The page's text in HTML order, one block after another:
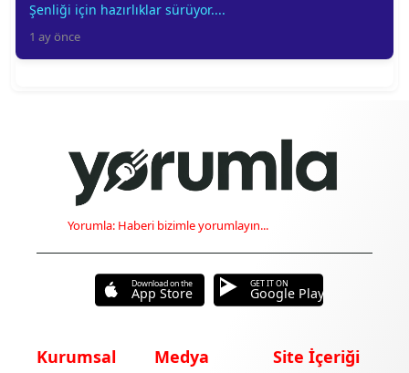
Şenliği için hazırlıklar sürüyor....
1 ay önce
Yorumla: Haberi bizimle yorumlayın...
Download on the
App Store
GET IT ON
Google Play
Kurumsal Medya Site İçeriği